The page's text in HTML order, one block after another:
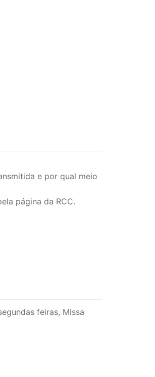
e por qual meio
página da RCC.
feiras, Missa